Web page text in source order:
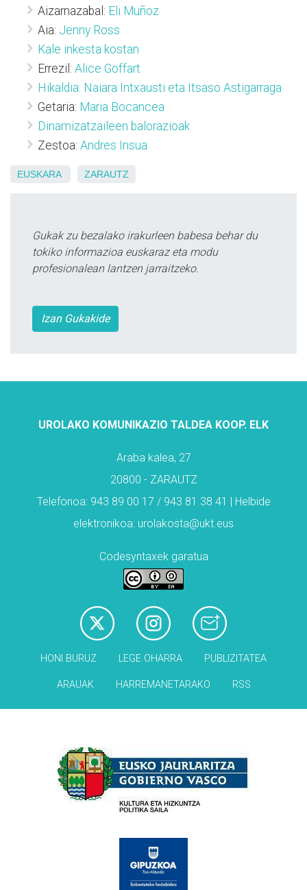
Aizarnazabal: Eli Muñoz
Aia: Jenny Ross
Kale inkesta kostan
Errezil: Alice Goffart
Hikaldia: Naiara Intxausti eta Itsaso Astigarraga
Getaria: Maria Bocancea
Dinamizatzaileen balorazioak
Zestoa: Andres Insua
EUSKARA ZARAUTZ
Gukak zu bezalako irakurleen babesa behar du
tokiko informazioa euskaraz eta modu
profesionalean lantzen jarraitzeko.
Izan Gukakide
UROLAKO KOMUNIKAZIO TALDEA KOOP. ELK
Araba kalea, 27
20800 - ZARAUTZ
Telefonoa: 943 89 00 17 / 943 81 38 41 | Helbide
elektronikoa: urolakosta@ukt.eus
Codesyntaxek garatua
HONI BURUZ LEGE OHARRA PUBLIZITATEA
ARAUAK HARREMANETARAKO RSS